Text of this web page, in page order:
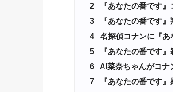
2
『あなたの番です
3
『あなたの番です
4
名探偵コナンに『あ
5
『あなたの番です
6
AI菜奈ちゃんがコナ
7
『あなたの番です